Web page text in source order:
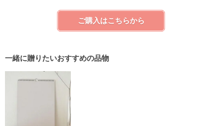
ご購入はこちらから
一緒に贈りたいおすすめの品物